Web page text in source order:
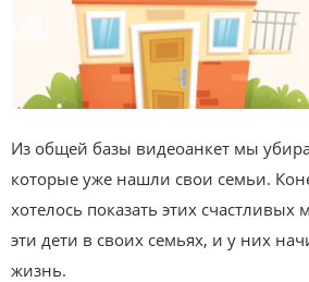
Из общей базы видеоанкет мы
которые уже нашли свои семьи.
хотелось показать этих
эти дети в своих семьях, и у них
жизнь.